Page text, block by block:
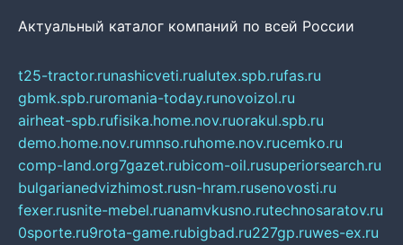
Актуальный каталог компаний по всей России
t25-tractor.runashicveti.rualutex.spb.rufas.ru
gbmk.spb.ruromania-today.runovoizol.ru
airheat-spb.rufisika.home.nov.ruorakul.spb.ru
demo.home.nov.rumnso.ruhome.nov.rucemko.ru
comp-land.org7gazet.rubicom-oil.rusuperiorsearch.ru
bulgarianedvizhimost.rusn-hram.rusenovosti.ru
fexer.rusnite-mebel.ruanamvkusno.rutechnosaratov.ru
0sporte.ru9rota-game.rubigbad.ru227gp.ruwes-ex.ru